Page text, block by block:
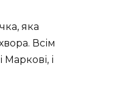
яка
Всім
Маркові, і